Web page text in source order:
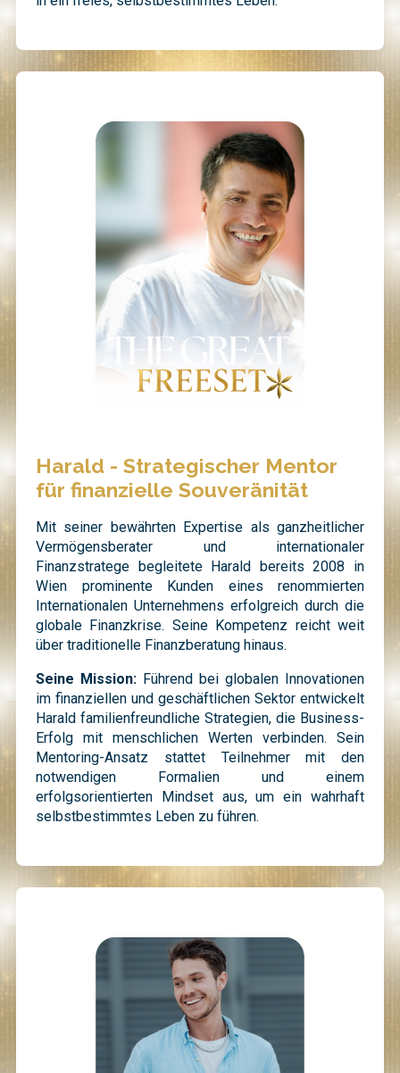
Harald - Strategischer Mentor
für finanzielle Souveränität
Mit seiner bewährten Expertise als ganzheitlicher
Vermögensberater und internationaler
Finanzstratege begleitete Harald bereits 2008 in
Wien prominente Kunden eines renommierten
Internationalen Unternehmens erfolgreich durch die
globale Finanzkrise. Seine Kompetenz reicht weit
über traditionelle Finanzberatung hinaus.
Seine Mission: Führend bei globalen Innovationen
im finanziellen und geschäftlichen Sektor entwickelt
Harald familienfreundliche Strategien, die Business-
Erfolg mit menschlichen Werten verbinden. Sein
Mentoring-Ansatz stattet Teilnehmer mit den
notwendigen Formalien und einem
erfolgsorientierten Mindset aus, um ein wahrhaft
selbstbestimmtes Leben zu führen.